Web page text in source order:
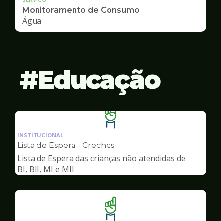
Monitoramento de Consumo
Água
Educação
Ilustração
da
pagina
Educação
INSTITUCIONAL
Lista de Espera - Creches
Lista de Espera das crianças não atendidas de
BI, BII, MI e MII
Ilustração